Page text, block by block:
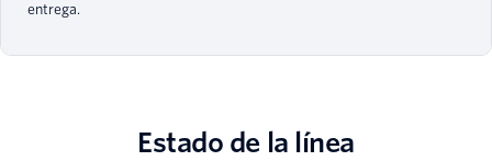
entrega.
Estado de la línea